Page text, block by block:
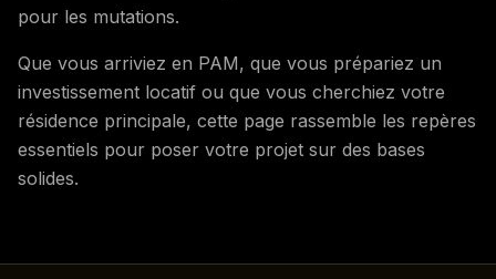
pour les mutations.
Que vous arriviez en PAM, que vous prépariez un
investissement locatif ou que vous cherchiez votre
résidence principale, cette page rassemble les repères
essentiels pour poser votre projet sur des bases
solides.